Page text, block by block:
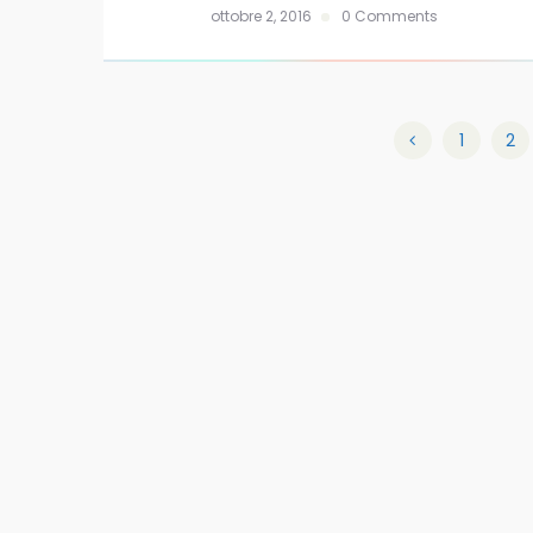
ottobre 2, 2016 0 Comments
1 2